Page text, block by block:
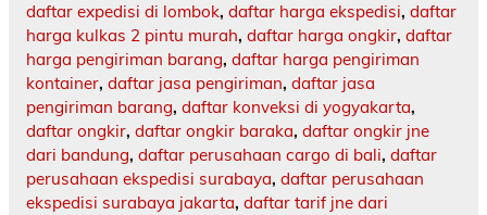
daftar expedisi di lombok, daftar harga ekspedisi, daftar
harga kulkas 2 pintu murah, daftar harga ongkir, daftar
harga pengiriman barang, daftar harga pengiriman
kontainer, daftar jasa pengiriman, daftar jasa
pengiriman barang, daftar konveksi di yogyakarta,
daftar ongkir, daftar ongkir baraka, daftar ongkir jne
dari bandung, daftar perusahaan cargo di bali, daftar
perusahaan ekspedisi surabaya, daftar perusahaan
ekspedisi surabaya jakarta, daftar tarif jne dari